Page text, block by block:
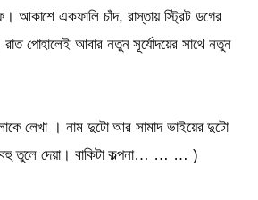
আকাশে একফালি চাঁদ, রাস্তায় স্ট্রিট ডগের
পোহালেই আবার নতুন সূর্যোদয়ের সাথে নতুন
লেখা । নাম দুটো আর সামাদ ভাইয়ের দুটো
তুলে দেয়া। বাকিটা কল্পনা… … … )